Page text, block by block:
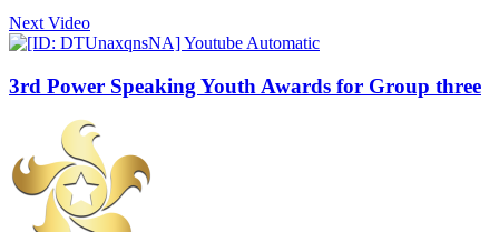
Next Video
3rd Power Speaking Youth Awards for Group three